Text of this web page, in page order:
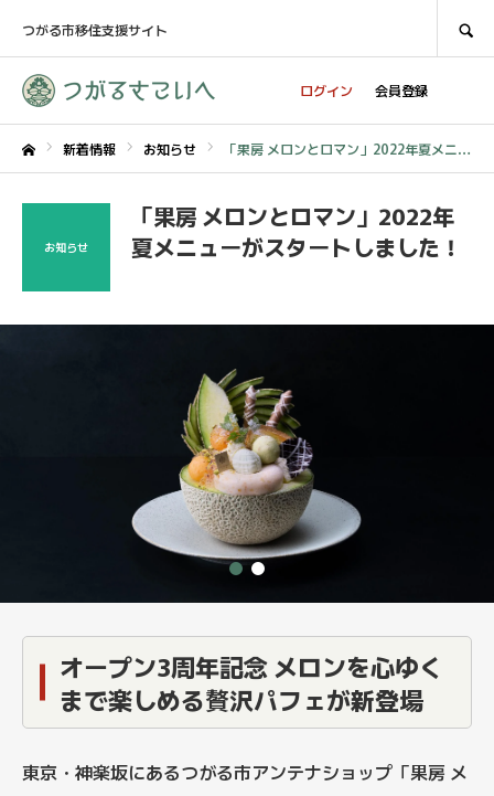
つがる市移住支援サイト
ログイン 会員登録
新着情報 お知らせ 「果房 メロンとロマン」2022年夏メニューがスタートしました！
お知らせ
「果房 メロンとロマン」2022年
夏メニューがスタートしました！
オープン3周年記念 メロンを心ゆく
まで楽しめる贅沢パフェが新登場
東京・神楽坂にあるつがる市アンテナショップ「果房 メ